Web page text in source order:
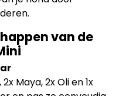
van de
Maya, 2x Oli en 1x